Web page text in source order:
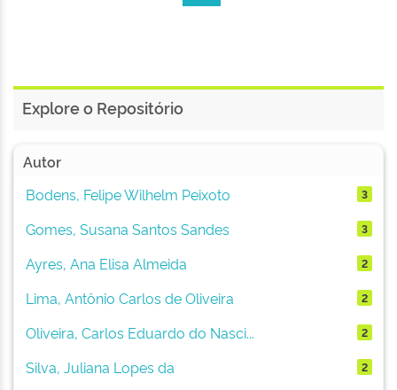
Explore o Repositório
Autor
Bodens, Felipe Wilhelm Peixoto
3
Gomes, Susana Santos Sandes 3
Ayres, Ana Elisa Almeida 2
Lima, Antônio Carlos de Oliveira 2
Oliveira, Carlos Eduardo do Nasci... 2
Silva, Juliana Lopes da 2